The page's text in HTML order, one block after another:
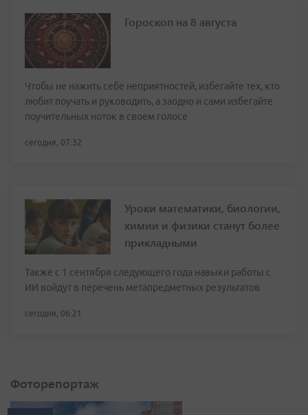
Гороскоп на 8 августа
Чтобы не нажить себе неприятностей, избегайте тех, кто
любит поучать и руководить, а заодно и сами избегайте
поучительных ноток в своем голосе
сегодня, 07:32
Уроки математики, биологии,
химии и физики станут более
прикладными
Также с 1 сентября следующего года навыки работы с
ИИ войдут в перечень метапредметных результатов
сегодня, 06:21
Фоторепортаж